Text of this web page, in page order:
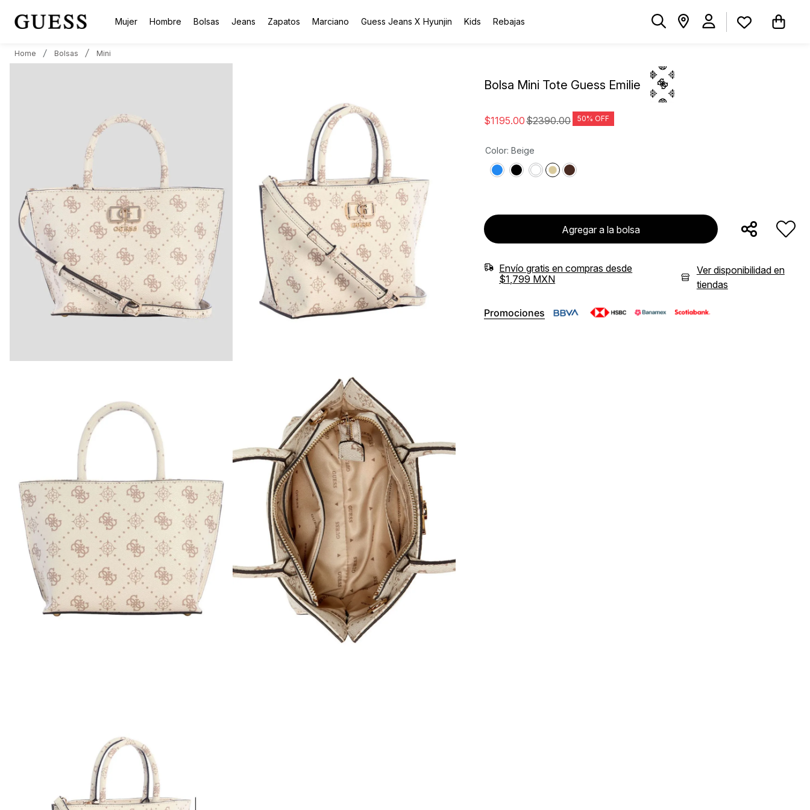
Mujer Hombre Bolsas Jeans Zapatos Marciano Guess Jeans X Hyunjin Kids Rebajas
Bolsas Mini
Bolsa Mini Tote Guess Emilie
$1195.00$2390.00
Color: Beige
Agregar a la bolsa
Envío gratis en compras desde
$1,799 MXN
Ver disponibilidad en
tiendas
Promociones